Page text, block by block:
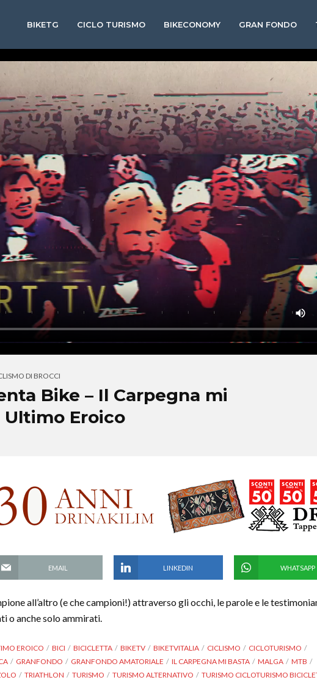
BIKETG CICLO TURISMO BIKECONOMY GRAN FONDO
DI BROCCI
Bike – Il Carpegna mi
Ultimo Eroico
EMAIL LINKEDIN WHATSAPP
all’altro (e che campioni!) attraverso gli occhi, le parole e le
o anche solo ammirati.
EROICO BICI BICICLETTA BIKETV BIKETVITALIA CICLISMO
CICLOTURISMO
GRANFONDO GRANFONDO AMATORIALE IL CARPEGNA MI BASTA MALGA
MTB
TRIATHLON TURISMO TURISMO ALTERNATIVO
TURISMO CICLOTURISMO